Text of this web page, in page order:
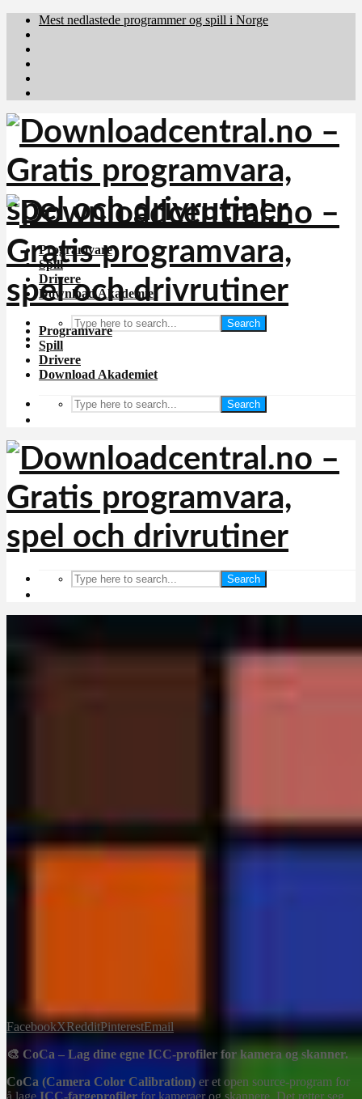
Mest nedlastede programmer og spill i Norge
Programvare
Spill
Drivere
Download Akademiet
Search
Programvare
Spill
Drivere
Download Akademiet
Search
Search
FacebookXRedditPinterestEmail
🎨 CoCa – Lag dine egne ICC-profiler for kamera og skanner.
CoCa (Camera Color Calibration) er et open source-program for
å lage ICC-fargeprofiler for kameraer og skannere. Det retter seg